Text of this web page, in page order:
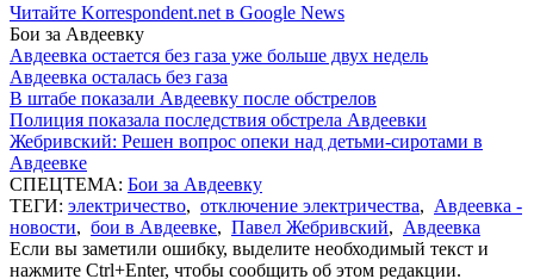
Читайте Korrespondent.net в Google News
Бои за Авдеевку
Авдеевка остается без газа уже больше двух недель
Авдеевка осталась без газа
В штабе показали Авдеевку после обстрелов
Полиция показала последствия обстрела Авдеевки
Жебривский: Решен вопрос опеки над детьми-сиротами в
Авдеевке
СПЕЦТЕМА: Бои за Авдеевку
ТЕГИ: электричество, отключение электричества, Авдеевка -
новости, бои в Авдеевке, Павел Жебривский, Авдеевка
Если вы заметили ошибку, выделите необходимый текст и
нажмите Ctrl+Enter, чтобы сообщить об этом редакции.